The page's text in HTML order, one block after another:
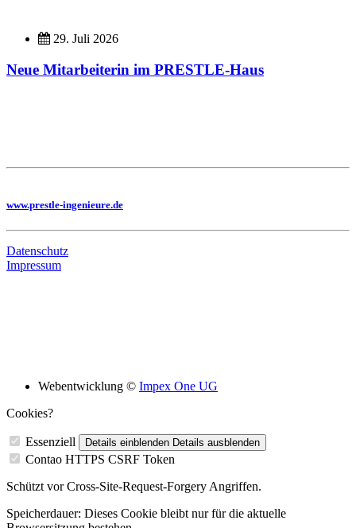
29. Juli 2026
Neue Mitarbeiterin im PRESTLE-Haus
www.prestle-ingenieure.de
Datenschutz
Impressum
Webentwicklung © Impex One UG
Cookies?
Essenziell Details einblenden Details ausblenden
Contao HTTPS CSRF Token
Schützt vor Cross-Site-Request-Forgery Angriffen.
Speicherdauer: Dieses Cookie bleibt nur für die aktuelle